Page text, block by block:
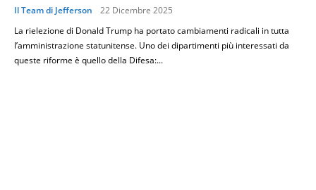
Il Team di Jefferson
22 Dicembre 2025
La rielezione di Donald Trump ha portato cambiamenti radicali in tutta
l’amministrazione statunitense. Uno dei dipartimenti più interessati da
queste riforme è quello della Difesa:...